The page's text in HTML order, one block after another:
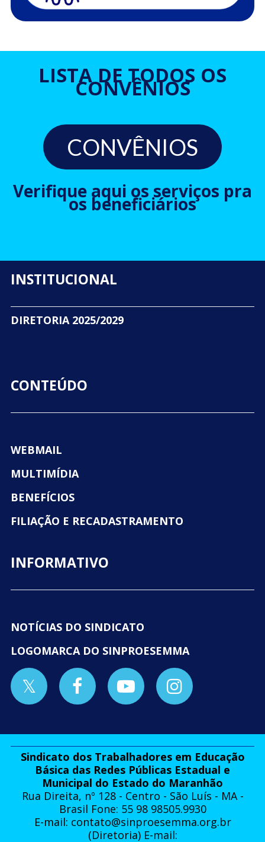
LISTA DE TODOS OS
CONVÊNIOS
CONVÊNIOS
Verifique aqui os serviços pra
os beneficiários
INSTITUCIONAL
DIRETORIA 2025/2029
CONTEÚDO
WEBMAIL
MULTIMÍDIA
BENEFÍCIOS
FILIAÇÃO E RECADASTRAMENTO
INFORMATIVO
NOTÍCIAS DO SINDICATO
LOGOMARCA DO SINPROESEMMA
Sindicato dos Trabalhadores em Educação
Básica das Redes Públicas Estadual e
Municipal do Estado do Maranhão
Rua Direita, nº 128 - Centro - São Luís - MA -
Brasil Fone: 55 98 98505.9930
E-mail: contato@sinproesemma.org.br
(Diretoria) E-mail: